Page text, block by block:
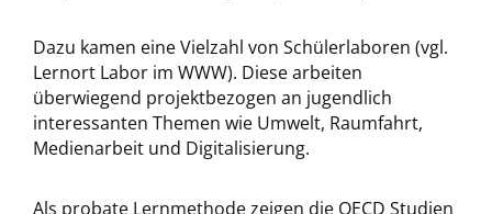
Dazu kamen eine Vielzahl von Schülerlaboren (vgl.
Lernort Labor im WWW). Diese arbeiten
überwiegend projektbezogen an jugendlich
interessanten Themen wie Umwelt, Raumfahrt,
Medienarbeit und Digitalisierung.
Als probate Lernmethode zeigen die OECD Studien